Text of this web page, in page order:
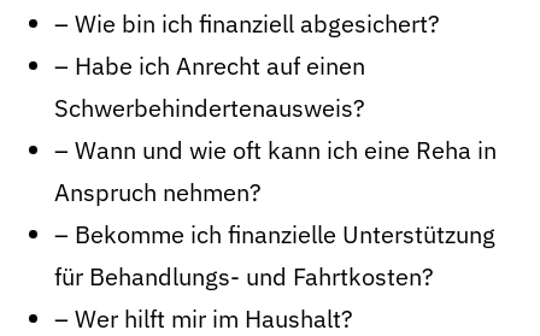
– Wie bin ich finanziell abgesichert?
– Habe ich Anrecht auf einen
Schwerbehindertenausweis?
– Wann und wie oft kann ich eine Reha in
Anspruch nehmen?
– Bekomme ich finanzielle Unterstützung
für Behandlungs- und Fahrtkosten?
– Wer hilft mir im Haushalt?